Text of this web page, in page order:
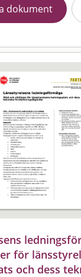
dokument
för
och dess